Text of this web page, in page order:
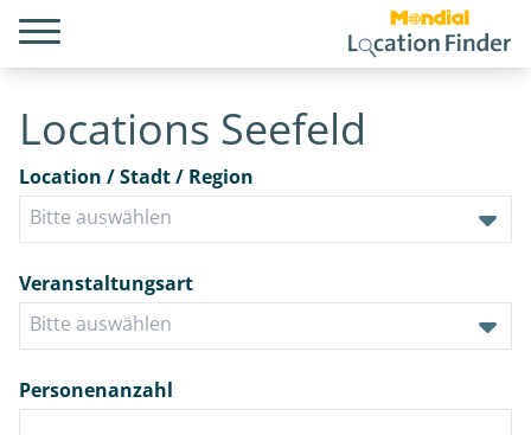
Locations Seefeld
Location / Stadt / Region
Veranstaltungsart
Personenanzahl